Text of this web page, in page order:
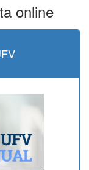
online